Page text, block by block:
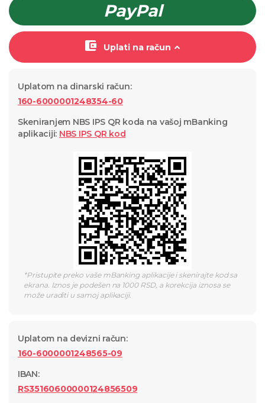
Uplati na račun
PayPal
Uplatom na dinarski račun:
160-6000001248354-60
Skeniranjem NBS IPS QR koda na vašoj mBanking
aplikaciji: NBS IPS QR kod
*Pristupite preko vaše mBanking aplikacije i skenirajte kod sa
ekrana. Iznos je podešen na 1000 RSD, a korekcija iznosa se
može uraditi u samoj aplikaciji.
Uplatom na devizni račun:
160-6000001248565-09
IBAN:
RS35160600000124856509